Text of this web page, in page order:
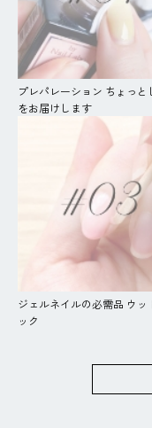
プレパレーション ちょっと
をお届けします
ジェルネイルの必需品 ウッ
ック